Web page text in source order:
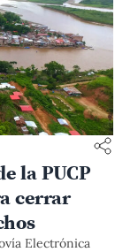
la PUCP
cerrar
Electrónica